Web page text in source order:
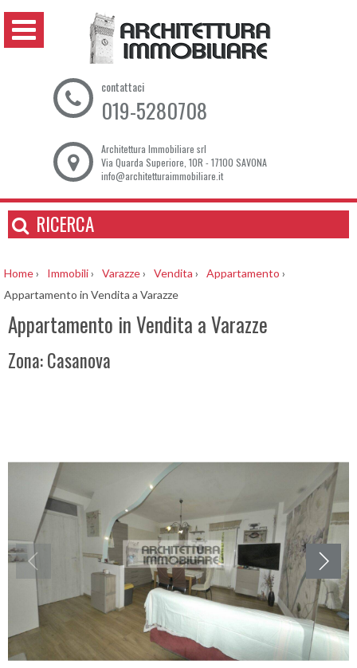
contattaci
019-5280708
Architettura Immobiliare srl
Via Quarda Superiore, 10R - 17100 SAVONA
info@architetturaimmobiliare.it
RICERCA
Home› Immobili› Varazze› Vendita › Appartamento ›
Appartamento in Vendita a Varazze
Appartamento in Vendita a Varazze
Zona: Casanova